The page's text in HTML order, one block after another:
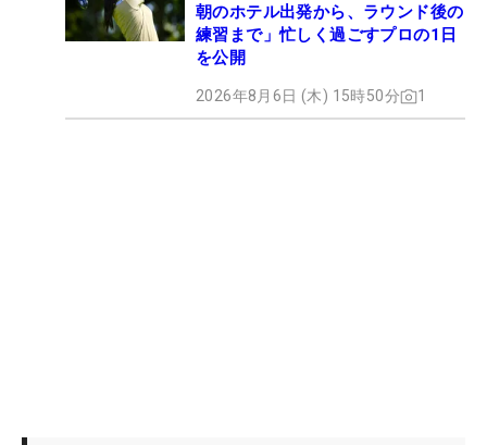
朝のホテル出発から、ラウンド後の
練習まで」忙しく過ごすプロの1日
を公開
2026年8月6日 (木) 15時50分 1